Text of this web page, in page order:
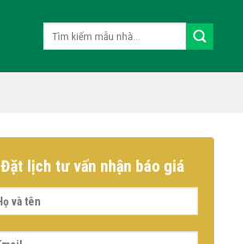
Đặt lịch tư vấn nhận báo giá